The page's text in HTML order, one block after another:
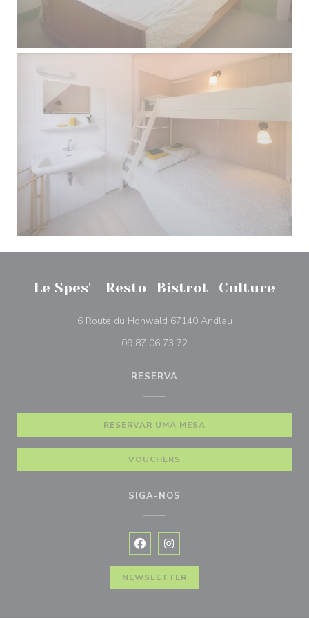
Le Spes' - Resto- Bistrot -Culture
6 Route du Hohwald 67140 Andlau((abre numa
09 87 06 73 72
RESERVA
RESERVAR UMA MESA
VOUCHERS
SIGA-NOS
Facebook ((abre numa nova janela))
Instagram ((abre numa nova
NEWSLETTER